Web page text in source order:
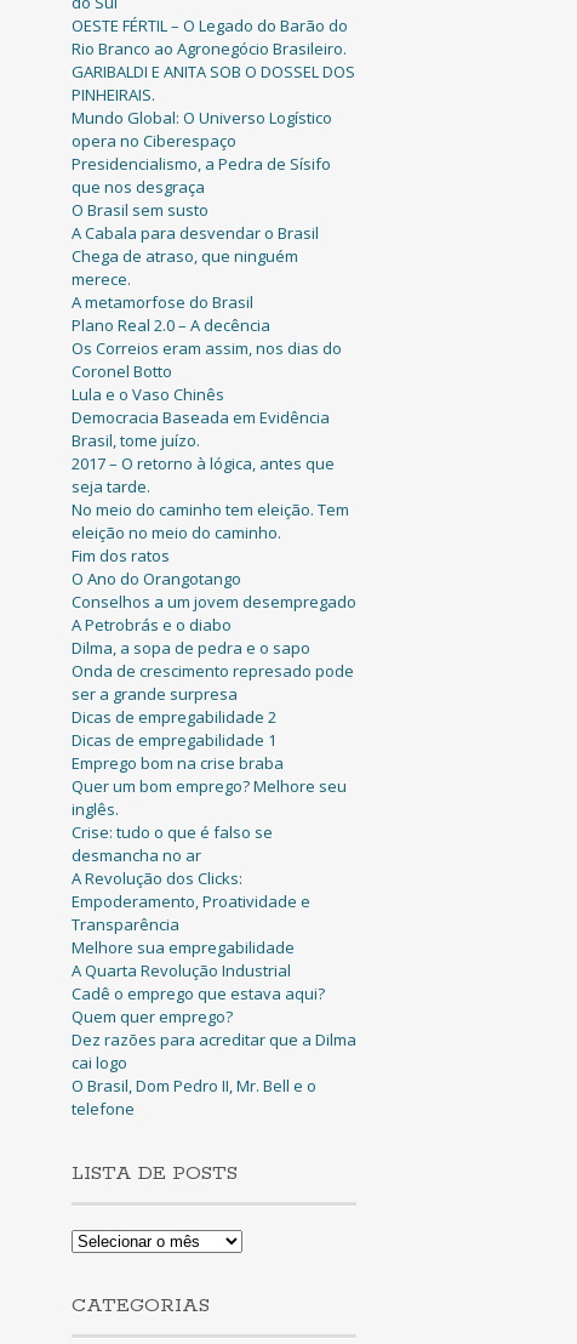
OESTE FÉRTIL – O Legado do Barão do
Rio Branco ao Agronegócio Brasileiro.
GARIBALDI E ANITA SOB O DOSSEL DOS
PINHEIRAIS.
Mundo Global: O Universo Logístico
opera no Ciberespaço
Presidencialismo, a Pedra de Sísifo
que nos desgraça
O Brasil sem susto
A Cabala para desvendar o Brasil
Chega de atraso, que ninguém
merece.
A metamorfose do Brasil
Plano Real 2.0 – A decência
Os Correios eram assim, nos dias do
Coronel Botto
Lula e o Vaso Chinês
Democracia Baseada em Evidência
Brasil, tome juízo.
2017 – O retorno à lógica, antes que
seja tarde.
No meio do caminho tem eleição. Tem
eleição no meio do caminho.
Fim dos ratos
O Ano do Orangotango
Conselhos a um jovem desempregado
A Petrobrás e o diabo
Dilma, a sopa de pedra e o sapo
Onda de crescimento represado pode
ser a grande surpresa
Dicas de empregabilidade 2
Dicas de empregabilidade 1
Emprego bom na crise braba
Quer um bom emprego? Melhore seu
inglês.
Crise: tudo o que é falso se
desmancha no ar
A Revolução dos Clicks:
Empoderamento, Proatividade e
Transparência
Melhore sua empregabilidade
A Quarta Revolução Industrial
Cadê o emprego que estava aqui?
Quem quer emprego?
Dez razões para acreditar que a Dilma
cai logo
O Brasil, Dom Pedro II, Mr. Bell e o
telefone
LISTA DE POSTS
Lista
CATEGORIAS